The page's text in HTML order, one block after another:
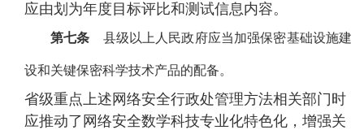
应由划为年度目标评比和测试信息内容。
第七条 县级以上人民政府应当加强保密基础设施建
设和关键保密科学技术产品的配备。
省级重点上述网络安全行政处管理方法相关部门时
应推动了网络安全数学科技专业化特色化，增强关